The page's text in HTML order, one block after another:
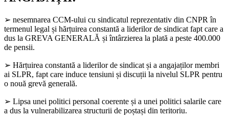
➢ nesemnarea CCM-ului cu sindicatul reprezentativ din CNPR în
termenul legal și hărțuirea constantă a liderilor de sindicat fapt care a
dus la GREVA GENERALĂ și întârzierea la plată a peste 400.000
de pensii.
➢ Hărțuirea constantă a liderilor de sindicat și a angajaților membri
ai SLPR, fapt care induce tensiuni și discuții la nivelul SLPR pentru
o nouă grevă generală.
➢ Lipsa unei politici personal coerente și a unei politici salarile care
a dus la vulnerabilizarea structurii de poștași din teritoriu.